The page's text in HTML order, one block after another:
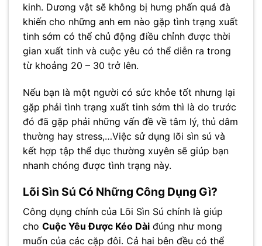
kinh. Dương vật sẽ không bị hưng phấn quá đà
khiến cho những anh em nào gặp tình trạng xuất
tinh sớm có thể chủ động điều chỉnh được thời
gian xuất tinh và cuộc yêu có thể diễn ra trong
từ khoảng 20 – 30 trở lên.
Nếu bạn là một người có sức khỏe tốt nhưng lại
gặp phải tình trạng xuất tinh sớm thì là do trước
đó đã gặp phải những vấn đề về tâm lý, thủ dâm
thường hay stress,…Việc sử dụng lõi sìn sú và
kết hợp tập thể dục thường xuyên sẽ giúp bạn
nhanh chóng được tình trạng này.
Lõi Sìn Sú Có Những Công Dụng Gì?
Công dụng chính của Lõi Sìn Sú chính là giúp
cho Cuộc Yêu Được Kéo Dài đúng như mong
muốn của các cặp đôi. Cả hai bên đều có thể